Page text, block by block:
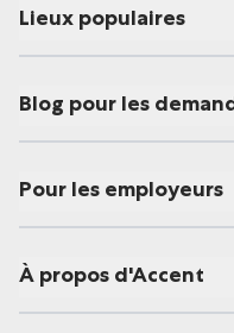
Lieux populaires
Blog pour les
Pour les employeurs
À propos d'Accent